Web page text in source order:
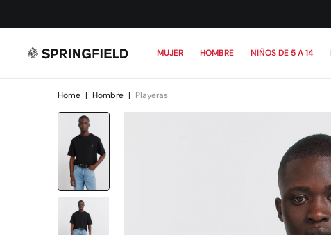
MUJER HOMBRE NIÑOS DE 5 A 14
Home | Hombre | Playeras